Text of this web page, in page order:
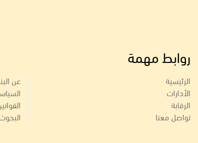
روابط مهمة
الرئيسية
الأدارات
الرقابة
تواصل معنا
عن